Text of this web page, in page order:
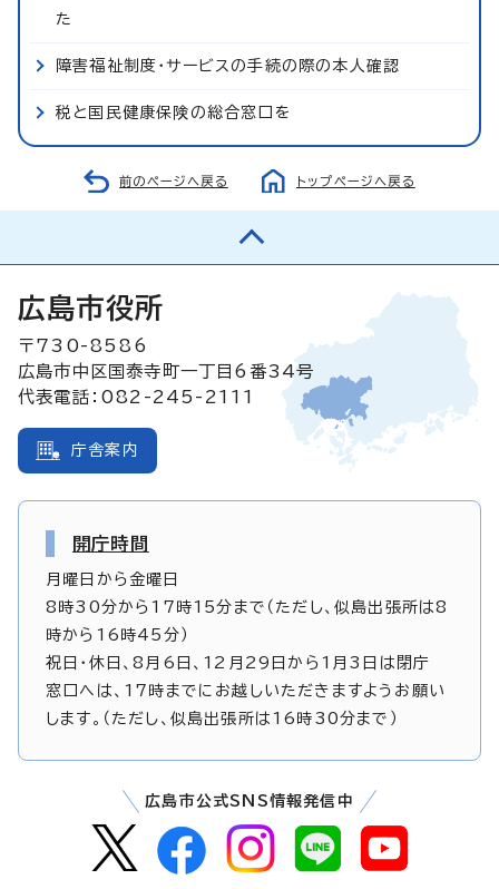
た
障害福祉制度・サービスの手続の際の本人確認
税と国民健康保険の総合窓口を
前のページへ戻る トップページへ戻る
広島市役所
〒730-8586
広島市中区国泰寺町一丁目6番34号
代表電話：082-245-2111
庁舎案内
開庁時間
月曜日から金曜日
8時30分から17時15分まで（ただし、似島出張所は8
時から16時45分）
祝日・休日、8月6日、12月29日から1月3日は閉庁
窓口へは、17時までにお越しいただきますようお願い
します。（ただし、似島出張所は16時30分まで）
広島市公式SNS情報発信中